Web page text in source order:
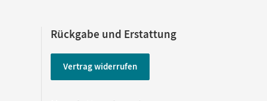
Rückgabe und Erstattung
Vertrag widerrufen